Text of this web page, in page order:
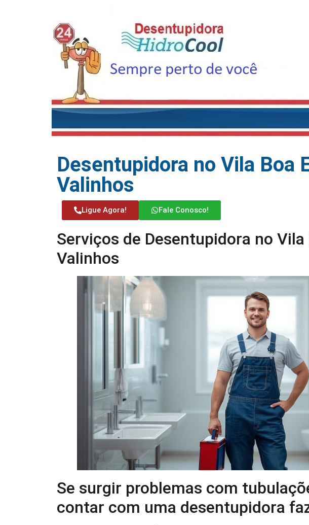
Desentupidora no Vila Boa
Valinhos
Ligue Agora! Fale Conosco!
Serviços de Desentupidora no Vila
Valinhos
Se surgir problemas com
contar com uma desentupidora